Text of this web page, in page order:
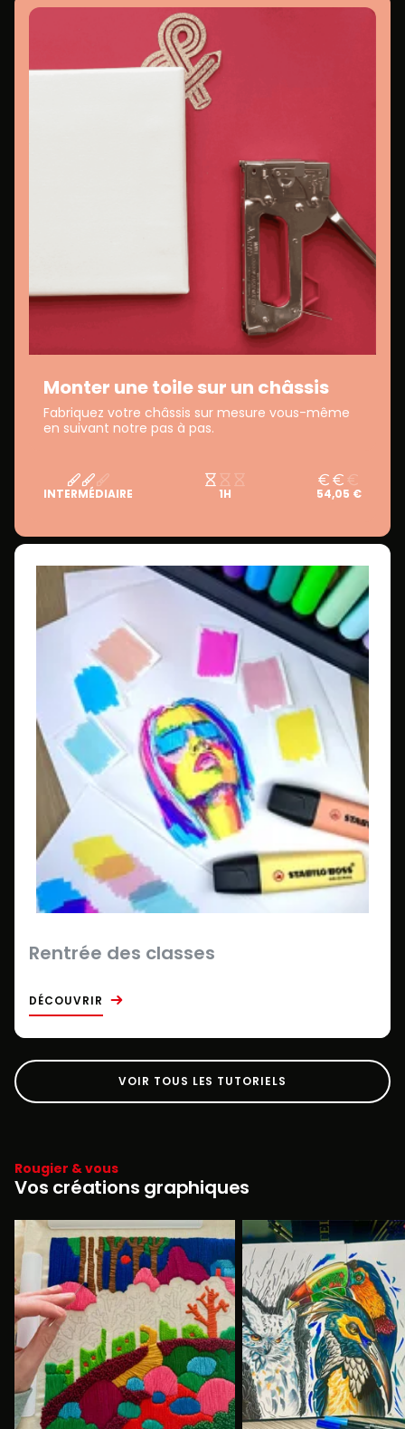
Monter une toile sur un châssis
Fabriquez votre châssis sur mesure vous-même
en suivant notre pas à pas.
INTERMÉDIAIRE 1H 54,05 €
Rentrée des classes
DÉCOUVRIR
VOIR TOUS LES TUTORIELS
Rougier & vous
Vos créations graphiques